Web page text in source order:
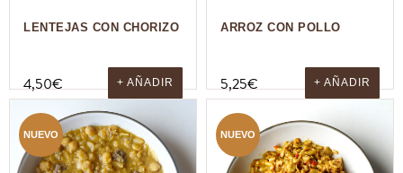
LENTEJAS CON CHORIZO
4,50€ + AÑADIR
ARROZ CON POLLO
5,25€ + AÑADIR
NUEVO NUEVO